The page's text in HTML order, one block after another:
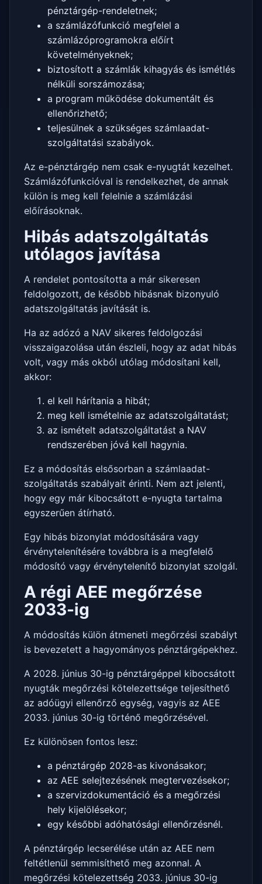
pénztárgép-rendeletnek;
a számlázófunkció megfelel a
számlázóprogramokra előírt
követelményeknek;
biztosított a számlák kihagyás és ismétlés
nélküli sorszámozása;
a program működése dokumentált és
ellenőrizhető;
teljesülnek a szükséges számlaadat-
szolgáltatási szabályok.
Az e-pénztárgép nem csak e-nyugtát kezelhet.
Számlázófunkcióval is rendelkezhet, de annak
külön is meg kell felelnie a számlázási
előírásoknak.
Hibás adatszolgáltatás
utólagos javítása
A rendelet pontosította a már sikeresen
feldolgozott, de később hibásnak bizonyuló
adatszolgáltatás javítását is.
Ha az adózó a NAV sikeres feldolgozási
visszaigazolása után észleli, hogy az adat hibás
volt, vagy más okból utólag módosítani kell,
akkor:
el kell hárítania a hibát;
meg kell ismételnie az adatszolgáltatást;
az ismételt adatszolgáltatást a NAV
rendszerében jóvá kell hagynia.
Ez a módosítás elsősorban a számlaadat-
szolgáltatás szabályait érinti. Nem azt jelenti,
hogy egy már kibocsátott e-nyugta tartalma
egyszerűen átírható.
Egy hibás bizonylat módosítására vagy
érvénytelenítésére továbbra is a megfelelő
módosító vagy érvénytelenítő bizonylat szolgál.
A régi AEE megőrzése
2033-ig
A módosítás külön átmeneti megőrzési szabályt
is bevezetett a hagyományos pénztárgépekhez.
A 2028. június 30-ig pénztárgéppel kibocsátott
nyugták megőrzési kötelezettsége teljesíthető
az adóügyi ellenőrző egység, vagyis az AEE
2033. június 30-ig történő megőrzésével.
Ez különösen fontos lesz:
a pénztárgép 2028-as kivonásakor;
az AEE selejtezésének megtervezésekor;
a szervizdokumentáció és a megőrzési
hely kijelölésekor;
egy későbbi adóhatósági ellenőrzésnél.
A pénztárgép lecserélése után az AEE nem
feltétlenül semmisíthető meg azonnal. A
megőrzési kötelezettség 2033. június 30-ig